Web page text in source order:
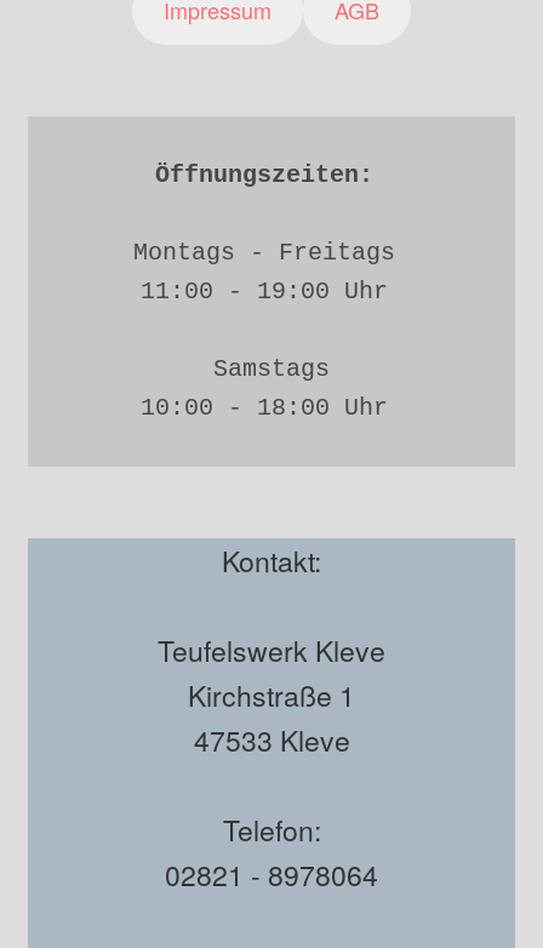
Impressum AGB
Öffnungszeiten:
Montags - Freitags
11:00 - 19:00 Uhr
Samstags
10:00 - 18:00 Uhr
Kontakt:
Teufelswerk Kleve
Kirchstraße 1
47533 Kleve
Telefon:
02821 - 8978064